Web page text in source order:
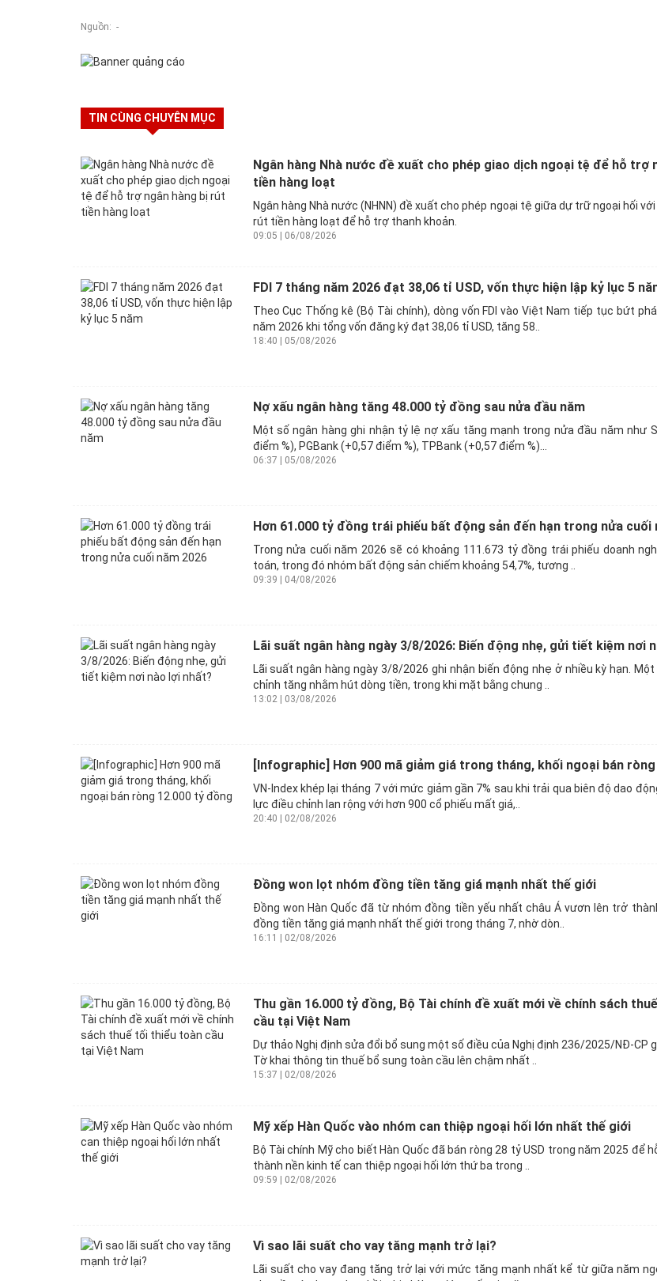
Nguồn: -
TIN CÙNG CHUYÊN MỤC
Ngân hàng Nhà nước đề xuất cho phép giao dịch ngoại tệ để hỗ trợ
tiền hàng loạt
Ngân hàng Nhà nước (NHNN) đề xuất cho phép ngoại tệ giữa dự trữ ngoại hối
rút tiền hàng loạt để hỗ trợ thanh khoản.
09:05 | 06/08/2026
FDI 7 tháng năm 2026 đạt 38,06 tỉ USD, vốn thực hiện lập kỷ lục 5
Theo Cục Thống kê (Bộ Tài chính), dòng vốn FDI vào Việt Nam tiếp tục bứt
năm 2026 khi tổng vốn đăng ký đạt 38,06 tỉ USD, tăng 58..
18:40 | 05/08/2026
Nợ xấu ngân hàng tăng 48.000 tỷ đồng sau nửa đầu năm
Một số ngân hàng ghi nhận tỷ lệ nợ xấu tăng mạnh trong nửa đầu năm như
điểm %), PGBank (+0,57 điểm %), TPBank (+0,57 điểm %)...
06:37 | 05/08/2026
Hơn 61.000 tỷ đồng trái phiếu bất động sản đến hạn trong nửa cuối
Trong nửa cuối năm 2026 sẽ có khoảng 111.673 tỷ đồng trái phiếu doanh
toán, trong đó nhóm bất động sản chiếm khoảng 54,7%, tương ..
09:39 | 04/08/2026
Lãi suất ngân hàng ngày 3/8/2026: Biến động nhẹ, gửi tiết kiệm nơi
Lãi suất ngân hàng ngày 3/8/2026 ghi nhận biến động nhẹ ở nhiều kỳ hạn.
chỉnh tăng nhằm hút dòng tiền, trong khi mặt bằng chung ..
13:02 | 03/08/2026
[Infographic] Hơn 900 mã giảm giá trong tháng, khối ngoại bán
VN-Index khép lại tháng 7 với mức giảm gần 7% sau khi trải qua biên độ dao
lực điều chỉnh lan rộng với hơn 900 cổ phiếu mất giá,..
20:40 | 02/08/2026
Đồng won lọt nhóm đồng tiền tăng giá mạnh nhất thế giới
Đồng won Hàn Quốc đã từ nhóm đồng tiền yếu nhất châu Á vươn lên trở
đồng tiền tăng giá mạnh nhất thế giới trong tháng 7, nhờ dòn..
16:11 | 02/08/2026
Thu gần 16.000 tỷ đồng, Bộ Tài chính đề xuất mới về chính sách
cầu tại Việt Nam
Dự thảo Nghị định sửa đổi bổ sung một số điều của Nghị định 236/2025/NĐ-CP
Tờ khai thông tin thuế bổ sung toàn cầu lên chậm nhất ..
15:37 | 02/08/2026
Mỹ xếp Hàn Quốc vào nhóm can thiệp ngoại hối lớn nhất thế giới
Bộ Tài chính Mỹ cho biết Hàn Quốc đã bán ròng 28 tỷ USD trong năm 2025 để
thành nền kinh tế can thiệp ngoại hối lớn thứ ba trong ..
09:59 | 02/08/2026
Vì sao lãi suất cho vay tăng mạnh trở lại?
Lãi suất cho vay đang tăng trở lại với mức tăng mạnh nhất kể từ giữa năm